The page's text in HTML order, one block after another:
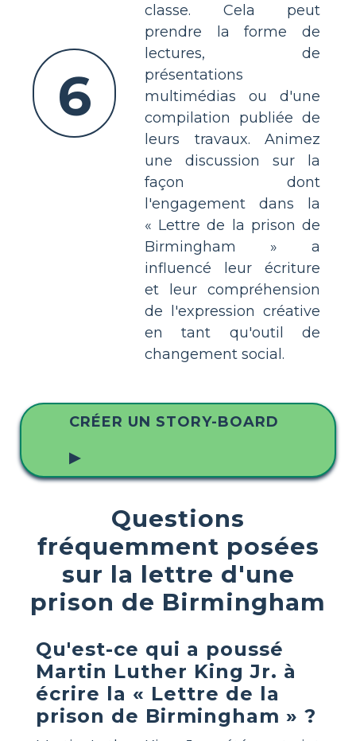
6
classe. Cela peut
prendre la forme de
lectures, de
présentations
multimédias ou d'une
compilation publiée de
leurs travaux. Animez
une discussion sur la
façon dont
l'engagement dans la
« Lettre de la prison de
Birmingham » a
influencé leur écriture
et leur compréhension
de l'expression créative
en tant qu'outil de
changement social.
CRÉER UN STORY-BOARD
▶
Questions
fréquemment posées
sur la lettre d'une
prison de Birmingham
Qu'est-ce qui a poussé
Martin Luther King Jr. à
écrire la « Lettre de la
prison de Birmingham » ?